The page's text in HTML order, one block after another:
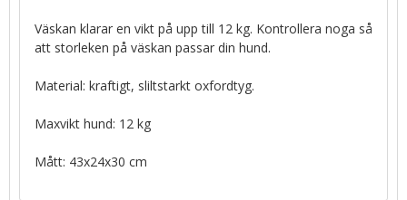
Väskan klarar en vikt på upp till 12 kg. Kontrollera noga så
att storleken på väskan passar din hund.
Material: kraftigt, sliltstarkt oxfordtyg.
Maxvikt hund: 12 kg
Mått: 43x24x30 cm